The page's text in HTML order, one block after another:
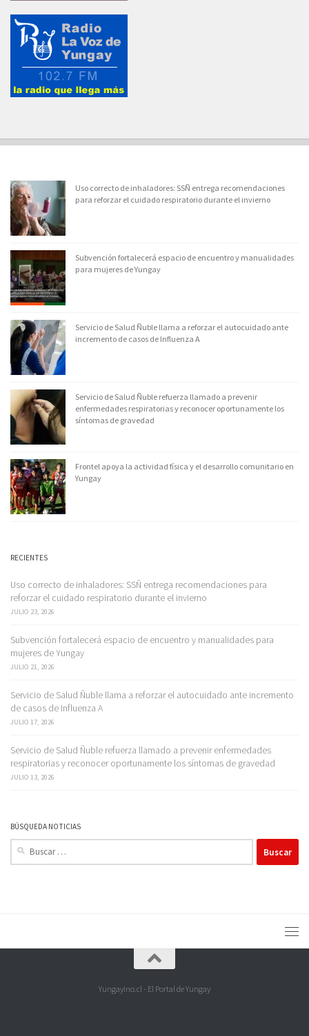
Uso correcto de inhaladores: SSÑ entrega recomendaciones
para reforzar el cuidado respiratorio durante el invierno
Subvención fortalecerá espacio de encuentro y manualidades
para mujeres de Yungay
Servicio de Salud Ñuble llama a reforzar el autocuidado ante
incremento de casos de Influenza A
Servicio de Salud Ñuble refuerza llamado a prevenir
enfermedades respiratorias y reconocer oportunamente los
síntomas de gravedad
Frontel apoya la actividad física y el desarrollo comunitario en
Yungay
RECIENTES
Uso correcto de inhaladores: SSÑ entrega recomendaciones para
reforzar el cuidado respiratorio durante el invierno
JULIO 23, 2026
Subvención fortalecerá espacio de encuentro y manualidades para
mujeres de Yungay
JULIO 21, 2026
Servicio de Salud Ñuble llama a reforzar el autocuidado ante incremento
de casos de Influenza A
JULIO 17, 2026
Servicio de Salud Ñuble refuerza llamado a prevenir enfermedades
respiratorias y reconocer oportunamente los síntomas de gravedad
JULIO 13, 2026
BÚSQUEDA NOTICIAS
Buscar:
Yungayino.cl - El Portal de Yungay